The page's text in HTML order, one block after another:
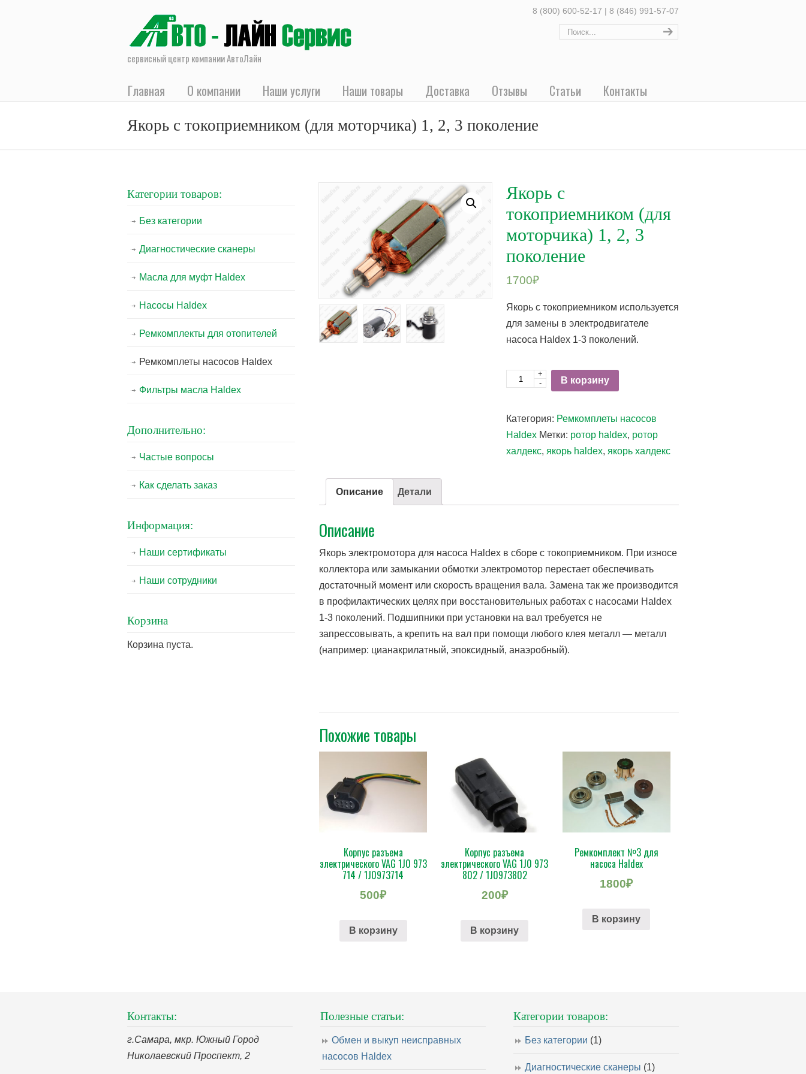
сервисный центр компании АвтоЛайн
8 (800) 600-52-17 | 8 (846) 991-57-07
Главная О компании Наши услуги Наши товары Доставка Отзывы Статьи
Контакты
Якорь с токоприемником (для моторчика) 1, 2, 3 поколение
Якорь с
токоприемником (для
моторчика) 1, 2, 3
поколение
1700₽
Якорь с токоприемником используется
для замены в электродвигателе
насоса Haldex 1-3 поколений.
Количество
+
-
В корзину
Категория: Ремкомплеты насосов
Haldex Метки: ротор haldex, ротор
халдекс, якорь haldex, якорь халдекс
Описание Детали
Описание
Якорь электромотора для насоса Haldex в сборе с токоприемником. При износе
коллектора или замыкании обмотки электромотор перестает обеспечивать
достаточный момент или скорость вращения вала. Замена так же производится
в профилактических целях при восстановительных работах с насосами Haldex
1-3 поколений. Подшипники при установки на вал требуется не
запрессовывать, а крепить на вал при помощи любого клея металл — металл
(например: цианакрилатный, эпоксидный, анаэробный).
Похожие товары
Корпус разъема
электрического VAG 1J0 973
714 / 1J0973714
500₽
В корзину
Корпус разъема
электрического VAG 1J0 973
802 / 1J0973802
200₽
В корзину
Ремкомплект №3 для
насоса Haldex
1800₽
В корзину
Категории товаров:
Без категории
Диагностические сканеры
Масла для муфт Haldex
Насосы Haldex
Ремкомплекты для отопителей
Ремкомплеты насосов Haldex
Фильтры масла Haldex
Дополнительно:
Частые вопросы
Как сделать заказ
Информация:
Наши сертификаты
Наши сотрудники
Корзина
Корзина пуста.
Контакты:
г.Самара, мкр. Южный Город
Николаевский Проспект, 2
Полезные статьи:
Обмен и выкуп неисправных
насосов Haldex
Категории товаров:
Без категории (1)
Диагностические сканеры (1)